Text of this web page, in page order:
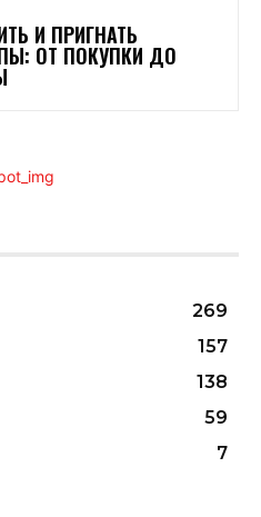
И ПРИГНАТЬ
ОТ ПОКУПКИ ДО
269
157
138
59
7